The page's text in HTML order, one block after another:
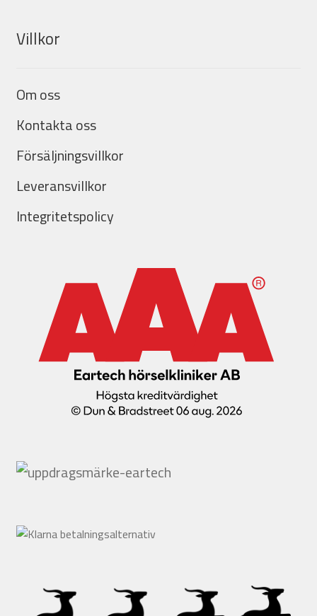
Villkor
Om oss
Kontakta oss
Försäljningsvillkor
Leveransvillkor
Integritetspolicy